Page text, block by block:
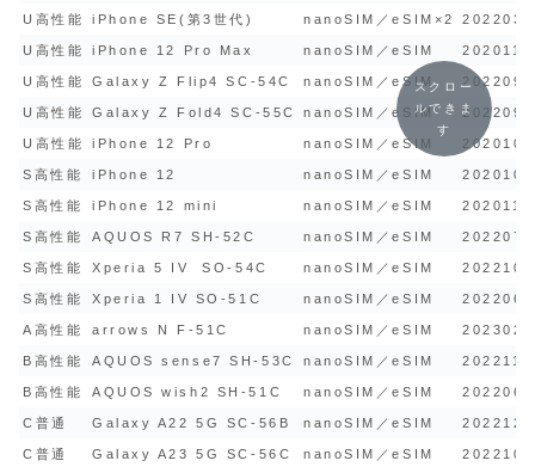
U高性能 iPhone SE(第3世代) nanoSIM／eSIM×2
U高性能 iPhone 12 Pro Max nanoSIM／eSIM
U高性能 Galaxy Z Flip4 SC-54C nanoSIM／eSIM
U高性能 Galaxy Z Fold4 SC-55C nanoSIM／eSIM
U高性能 iPhone 12 Pro nanoSIM／eSIM
S高性能 iPhone 12 nanoSIM／eSIM
S高性能 iPhone 12 mini nanoSIM／eSIM
S高性能 AQUOS R7 SH-52C nanoSIM／eSIM
S高性能 Xperia 5 IV SO-54C nanoSIM／eSIM
S高性能 Xperia 1 IV SO-51C nanoSIM／eSIM
A高性能 arrows N F-51C nanoSIM／eSIM
B高性能 AQUOS sense7 SH-53C nanoSIM／eSIM
B高性能 AQUOS wish2 SH-51C nanoSIM／eSIM
C普通 Galaxy A22 5G SC-56B nanoSIM／eSIM
C普通 Galaxy A23 5G SC-56C nanoSIM／eSIM
スクロー
ルできま
す